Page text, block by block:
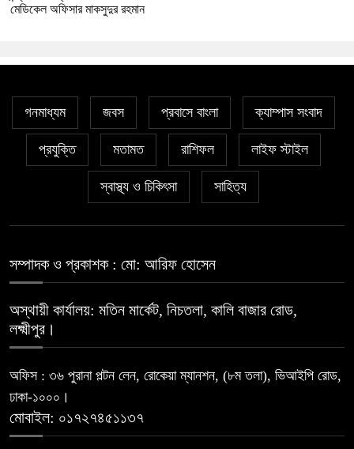
মেডিকেল অফিসার মাকসুদুর রহমান
গনমাধ্যম জবস প্রবাসে বাংলা ক্যাম্পাস সংবাদ
প্রযুক্তি মতামত রাশিফল লাইফ স্টাইল
স্বাস্থ্য ও চিকিৎসা সাহিত্য
সম্পাদক ও প্রকাশক : মো: আরিফ হোসেন
অস্থায়ী কার্যালয়: মতিন মার্কেট, নিচতলা, কালি বাজার রোড,
লক্ষ্মীপুর।
অফিস : ৩৬ পুরানা পল্টন লেন, রোকেয়া ম্যানশন, (৮ম তলা), ভিআইপি রোড,
ঢাকা-১০০০।
মোবাইল: ০১৭২৭৪৫১১৩৭